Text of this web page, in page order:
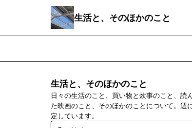
生活と、そのほかのこと
生活と、そのほかのこと
日々の生活のこと、買い物と炊事のこと、読
た映画のこと、そのほかのことについて。週
定しています。